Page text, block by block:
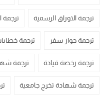
ترجمة الاوراق الرسمية ترجمة
ترجمة جواز سفر ترجمة
ترجمة رخصة قيادة ترجمة
ترجمة شهادة تخرج جامعية